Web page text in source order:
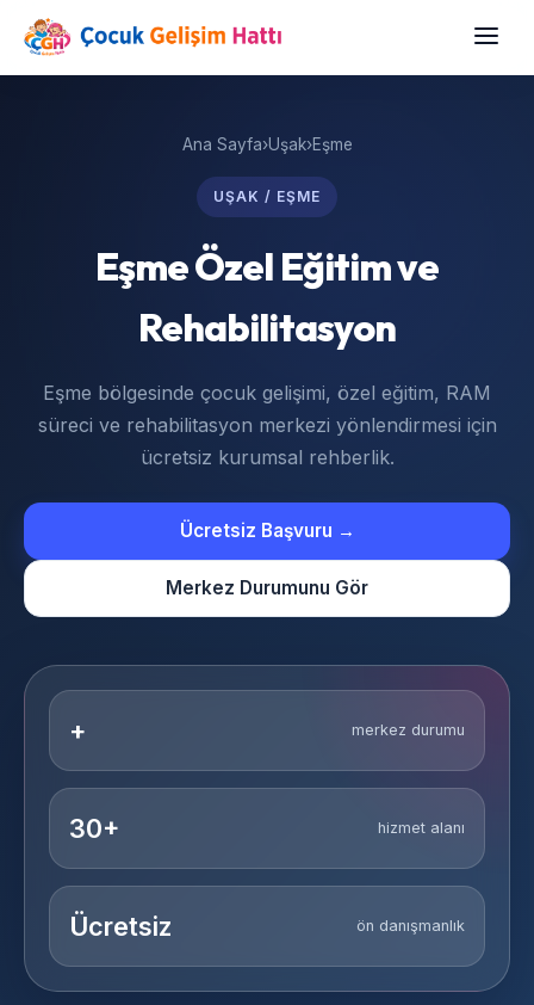
Ana Sayfa›Uşak›Eşme
UŞAK / EŞME
Eşme Özel Eğitim ve
Rehabilitasyon
Eşme bölgesinde çocuk gelişimi, özel eğitim, RAM
süreci ve rehabilitasyon merkezi yönlendirmesi için
ücretsiz kurumsal rehberlik.
Ücretsiz Başvuru →
Merkez Durumunu Gör
+ merkez durumu
30+ hizmet alanı
Ücretsiz ön danışmanlık